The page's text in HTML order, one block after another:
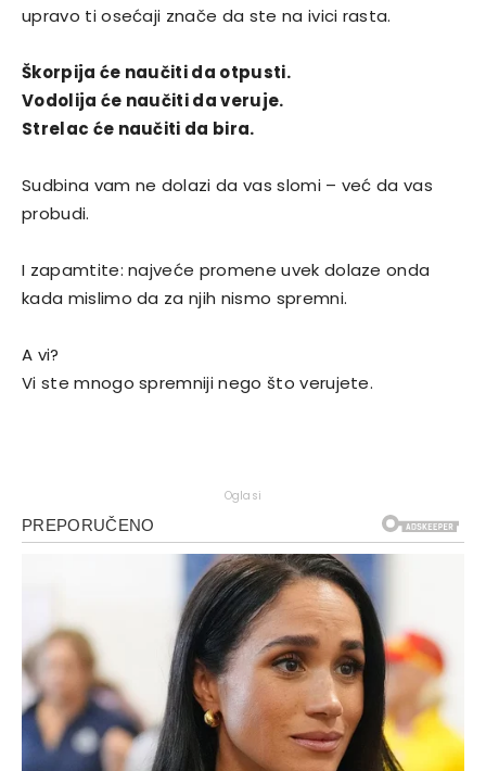
upravo ti osećaji znače da ste na ivici rasta.
Škorpija će naučiti da otpusti.
Vodolija će naučiti da veruje.
Strelac će naučiti da bira.
Sudbina vam ne dolazi da vas slomi – već da vas
probudi.
I zapamtite: najveće promene uvek dolaze onda
kada mislimo da za njih nismo spremni.
A vi?
Vi ste mnogo spremniji nego što verujete.
Oglasi